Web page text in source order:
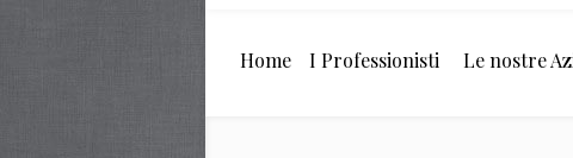
Home I Professionisti Le nostre